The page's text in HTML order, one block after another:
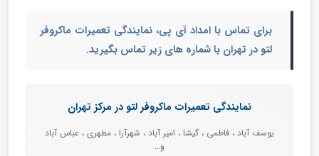
برای تماس با امداد آی پی، نمایندگی تعمیرات ماکروفر
لتو در تهران با شماره های زیر تماس بگیرید.
نمایندگی تعمیرات ماکروفر لتو در مرکز تهران
یوسف آباد ، فاطمی ، گیشا ، امیر آباد ، شهرآرا ، مطهری ، عباس آباد
و…